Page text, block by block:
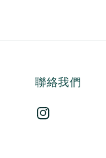
聯絡我們